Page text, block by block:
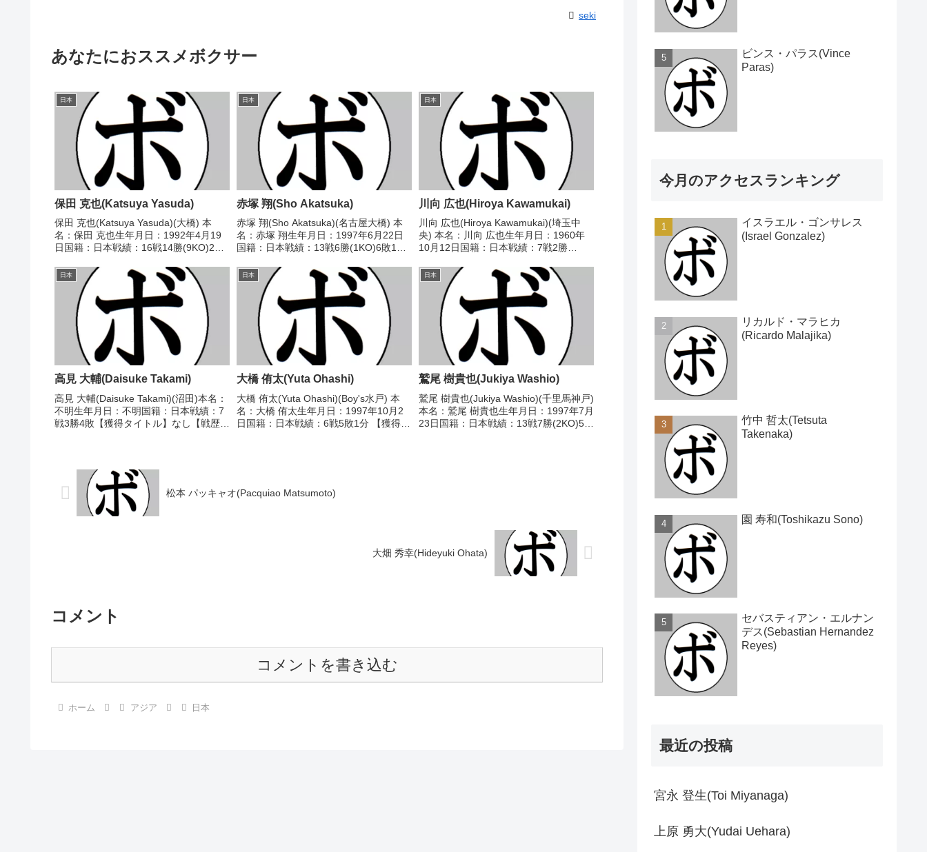
seki
あなたにおススメボクサー
日本
保田 克也(Katsuya Yasuda)
保田 克也(Katsuya Yasuda)(大橋) 本
名：保田 克也生年月日：1992年4月19
日国籍：日本戦績：16戦14勝(9KO)2
の部ライトウェルター級優勝(アマチュ
ア)第14代WBOアジアパ...
日本
赤塚 翔(Sho Akatsuka)
赤塚 翔(Sho Akatsuka)(名古屋大橋) 本
名：赤塚 翔生年月日：1997年6月22日
国籍：日本戦績：13戦6勝(1KO)6敗1
イトフライ級新人王 【戦歴】
2020/11/29 ○4R判定 ...
日本
川向 広也(Hiroya Kawamukai)
川向 広也(Hiroya Kawamukai)(埼玉中
央) 本名：川向 広也生年月日：1960年
10月12日国籍：日本戦績：7戦2勝
歴】1977/12/15 ●4R判定 (採点不明)
小川 康文(セ...
日本
高見 大輔(Daisuke Takami)
高見 大輔(Daisuke Takami)(沼田)本名：
不明生年月日：不明国籍：日本戦績：7
戦3勝4敗【獲得タイトル】なし【戦歴】
日本
大橋 侑太(Yuta Ohashi)
大橋 侑太(Yuta Ohashi)(Boy's水戸) 本
名：大橋 侑太生年月日：1997年10月2
日国籍：日本戦績：6戦5敗1分 【獲得タ
日本
鷲尾 樹貴也(Jukiya Washio)
鷲尾 樹貴也(Jukiya Washio)(千里馬神戸)
本名：鷲尾 樹貴也生年月日：1997年7月
23日国籍：日本戦績：13戦7勝(2KO)5敗
松本 パッキャオ(Pacquiao Matsumoto)
大畑 秀幸(Hideyuki Ohata)
コメント
コメントを書き込む
ホーム アジア 日本
ビンス・パラス(Vince
Paras)
今月のアクセスランキング
イスラエル・ゴンサレス
(Israel Gonzalez)
リカルド・マラヒカ
(Ricardo Malajika)
竹中 哲太(Tetsuta
Takenaka)
園 寿和(Toshikazu Sono)
セバスティアン・エルナン
デス(Sebastian Hernandez
Reyes)
最近の投稿
宮永 登生(Toi Miyanaga)
上原 勇大(Yudai Uehara)